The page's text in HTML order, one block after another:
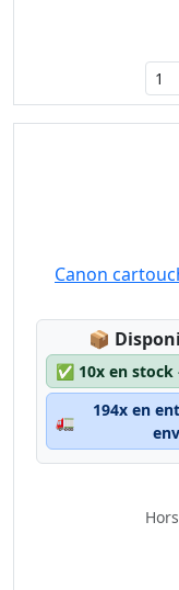
Canon
📦
✅ 10x en stock
🚛
194x en